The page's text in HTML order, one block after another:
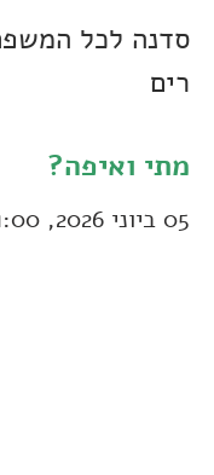
סדנה לכל
רים
מתי ואיפה?
05 ביוני 2026, 11:00 – 15:00